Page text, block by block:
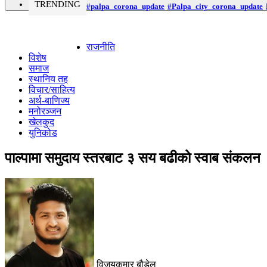
TRENDING #palpa_corona_update #Palpa_city_corona_update
राजनीति
विशेष
समाज
स्थानिय तह
विचार/साहित्य
अर्थ-बाणिज्य
मनोरञ्जन
खेलकुद
युनिकोड
पाल्पामा समुदाय स्तरबाट ३ सय बढीको स्वाब संकलन
विजयकुमार बौडेल